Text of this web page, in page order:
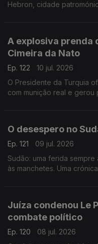
Hebron, cidade
A explosiva prenda
Cimeira da Nato
Ep. 122
10 jul. 2026
O Presidente da Turquia
com munição real e gerou
O desespero no
Ep. 121
09 jul. 2026
Sudão: uma ferida
às manchetes. Uma
Juíza condenou Le
combate político
Ep. 120
08 jul. 2026